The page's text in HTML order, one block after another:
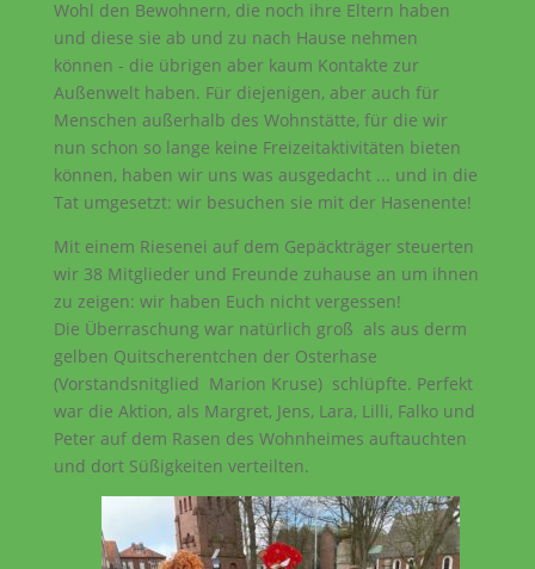
Wohl den Bewohnern, die noch ihre Eltern haben
und diese sie ab und zu nach Hause nehmen
können - die übrigen aber kaum Kontakte zur
Außenwelt haben. Für diejenigen, aber auch für
Menschen außerhalb des Wohnstätte, für die wir
nun schon so lange keine Freizeitaktivitäten bieten
können, haben wir uns was ausgedacht ... und in die
Tat umgesetzt: wir besuchen sie mit der Hasenente!
Mit einem Riesenei auf dem Gepäckträger steuerten
wir 38 Mitglieder und Freunde zuhause an um ihnen
zu zeigen: wir haben Euch nicht vergessen!
Die Überraschung war natürlich groß als aus derm
gelben Quitscherentchen der Osterhase
(Vorstandsnitglied Marion Kruse) schlüpfte. Perfekt
war die Aktion, als Margret, Jens, Lara, Lilli, Falko und
Peter auf dem Rasen des Wohnheimes auftauchten
und dort Süßigkeiten verteilten.